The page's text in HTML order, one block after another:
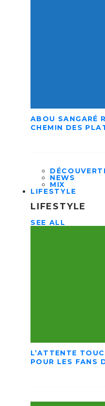
ABOU SANGARÉ
CHEMIN DES
NEWS
MIX
LIFESTYLE
LIFESTYLE
SEE ALL
L’ATTENTE
POUR LES FANS